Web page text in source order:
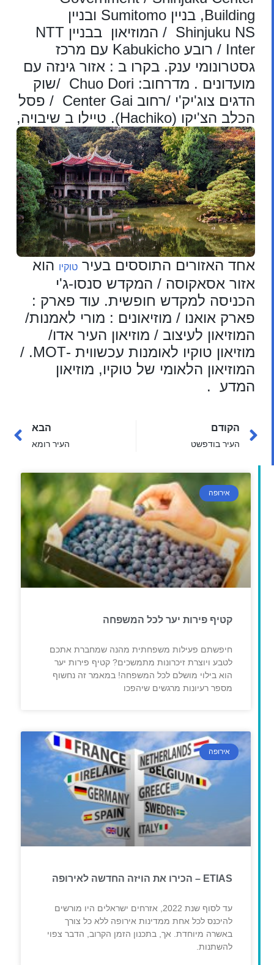
Building, בניין Sumitomo ובניין
Shinjuku NS / המוזיאון בבניין NTT
Inter / רובע Kabukicho עם מרכז
גסטרונומי ענק. בקרו ב : אזור גינזה עם
מועדונים . מדרחוב: Chuo Dori /שוק
הדגים צוג'יק'י /רחוב Center Gai / פסל
הכלב הצ'יקו (Hachiko). טיילו ב שיבויה,
אחד האזורים התוססים בעיר טוקיו הוא
אזור אסאקוסה / המקדש סנסו-ג'י
הכניסה למקדש חופשית. עוד פארק :
פארק אואנו / מוזיאונים : מורי לאמנות/
המוזיאון לעיצוב / מוזיאון העיר אדו/
מוזיאון טוקיו לאומנות עכשווית -MOT. /
המוזיאון הלאומי של טוקיו, מוזיאון
המדע .
הקודם
העיר בודפשט
הבא
העיר רומא
אירופה
קטיף פירות יער לכל המשפחה
חיפשתם פעילות משפחתית מהנה שמחברת אתכם
לטבע ויוצרת זיכרונות מתמשכים? קטיף פירות יער
הוא בילוי מושלם לכל המשפחה! במאמר זה נחשוף
מספר רעיונות מרגשים שיהפכו
אירופה
ETIAS – הכירו את הויזה החדשה לאירופה
עד לסוף שנת 2022, אזרחים ישראלים היו מורשים
להיכנס לכל אחת ממדינות אירופה ללא כל צורך
באשרה מיוחדת. אך, בתכנון הזמן הקרוב, הדבר צפוי
להשתנות.